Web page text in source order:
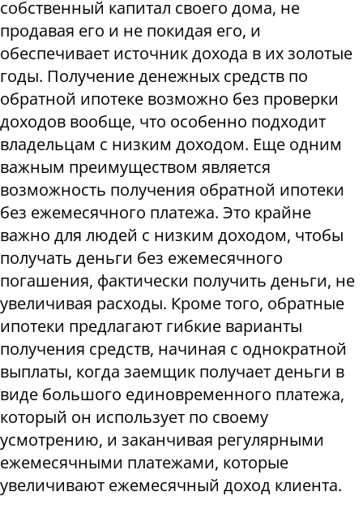
собственный капитал своего дома, не
продавая его и не покидая его, и
обеспечивает источник дохода в их золотые
годы. Получение денежных средств по
обратной ипотеке возможно без проверки
доходов вообще, что особенно подходит
владельцам с низким доходом. Еще одним
важным преимуществом является
возможность получения обратной ипотеки
без ежемесячного платежа. Это крайне
важно для людей с низким доходом, чтобы
получать деньги без ежемесячного
погашения, фактически получить деньги, не
увеличивая расходы. Кроме того, обратные
ипотеки предлагают гибкие варианты
получения средств, начиная с однократной
выплаты, когда заемщик получает деньги в
виде большого единовременного платежа,
который он использует по своему
усмотрению, и заканчивая регулярными
ежемесячными платежами, которые
увеличивают ежемесячный доход клиента.